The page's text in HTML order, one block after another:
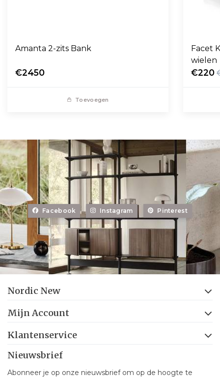
Amanta 2-zits Bank
€2450
Toevoegen
Facet
wielen
€220
Facebook Instagram Pinterest
Nordic New
Mijn Account
Klantenservice
Nieuwsbrief
Abonneer je op onze nieuwsbrief om op de hoogte te